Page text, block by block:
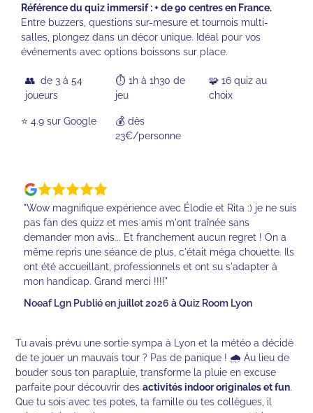
Référence du quiz immersif : + de 90 centres en France.
Entre buzzers, questions sur-mesure et tournois multi-
salles, plongez dans un décor unique. Idéal pour vos
événements avec options boissons sur place.
👥 de 3 à 54
joueurs
⏱️ 1h à 1h30 de
jeu
🧩 16 quiz au
choix
⭐️ 4.9 sur Google
💰 dès
23€/personne
"Wow magnifique expérience avec Élodie et Rita :) je ne suis
pas fan des quizz et mes amis m'ont traînée sans
demander mon avis... Et franchement aucun regret ! On a
même repris une séance de plus, c'était méga chouette. Ils
ont été accueillant, professionnels et ont su s'adapter à
mon handicap. Grand merci !!!!"
Noeaf Lgn Publié en juillet 2026 à Quiz Room Lyon
Tu avais prévu une sortie sympa à Lyon et la météo a décidé
de te jouer un mauvais tour ? Pas de panique ! 🌧️ Au lieu de
bouder sous ton parapluie, transforme la pluie en excuse
parfaite pour découvrir desactivités indoor originales et fun.
Que tu sois avec tes potes, ta famille ou tes collègues, il